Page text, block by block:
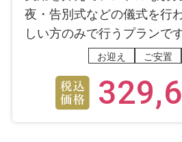
夜・告別式などの儀式を行
しい方のみで行うプランです
お迎え ご安置